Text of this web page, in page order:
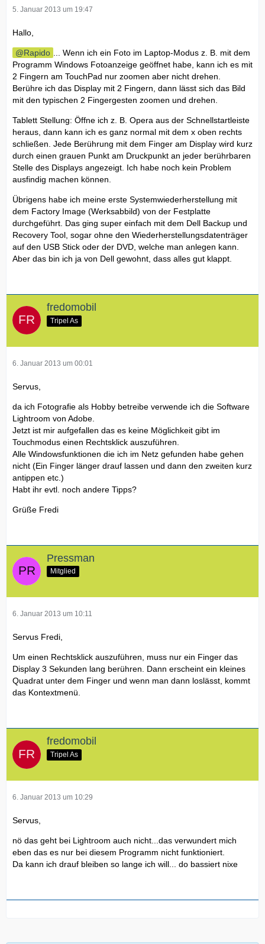
5. Januar 2013 um 19:47
Hallo,
Rapido
... Wenn ich ein Foto im Laptop-Modus z. B. mit dem
Programm Windows Fotoanzeige geöffnet habe, kann ich es mit
2 Fingern am TouchPad nur zoomen aber nicht drehen.
Berühre ich das Display mit 2 Fingern, dann lässt sich das Bild
mit den typischen 2 Fingergesten zoomen und drehen.
Tablett Stellung: Öffne ich z. B. Opera aus der Schnellstartleiste
heraus, dann kann ich es ganz normal mit dem x oben rechts
schließen. Jede Berührung mit dem Finger am Display wird kurz
durch einen grauen Punkt am Druckpunkt an jeder berührbaren
Stelle des Displays angezeigt. Ich habe noch kein Problem
ausfindig machen können.
Übrigens habe ich meine erste Systemwiederherstellung mit
dem Factory Image (Werksabbild) von der Festplatte
durchgeführt. Das ging super einfach mit dem Dell Backup und
Recovery Tool, sogar ohne den Wiederherstellungsdatenträger
auf den USB Stick oder der DVD, welche man anlegen kann.
Aber das bin ich ja von Dell gewohnt, dass alles gut klappt.
fredomobil
Tripel As
6. Januar 2013 um 00:01
Servus,
da ich Fotografie als Hobby betreibe verwende ich die Software
Lightroom von Adobe.
Jetzt ist mir aufgefallen das es keine Möglichkeit gibt im
Touchmodus einen Rechtsklick auszuführen.
Alle Windowsfunktionen die ich im Netz gefunden habe gehen
nicht (Ein Finger länger drauf lassen und dann den zweiten kurz
antippen etc.)
Habt ihr evtl. noch andere Tipps?
Grüße Fredi
Pressman
Mitglied
6. Januar 2013 um 10:11
Servus Fredi,
Um einen Rechtsklick auszuführen, muss nur ein Finger das
Display 3 Sekunden lang berühren. Dann erscheint ein kleines
Quadrat unter dem Finger und wenn man dann loslässt, kommt
das Kontextmenü.
fredomobil
Tripel As
6. Januar 2013 um 10:29
Servus,
nö das geht bei Lightroom auch nicht...das verwundert mich
eben das es nur bei diesem Programm nicht funktioniert.
Da kann ich drauf bleiben so lange ich will... do bassiert nixe